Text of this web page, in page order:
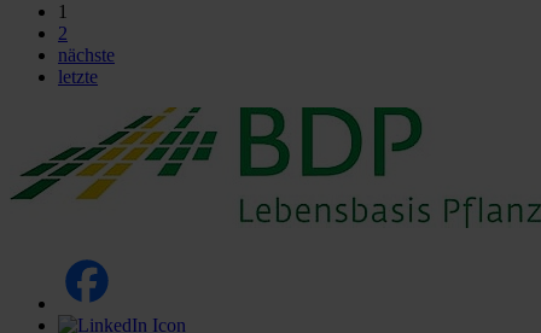
1
2
nächste
letzte